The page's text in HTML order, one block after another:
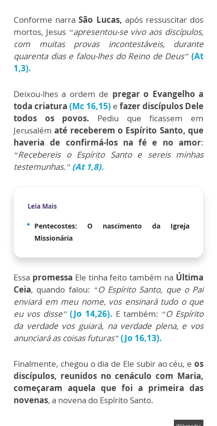
Conforme narraSão Lucas, após ressuscitar dos
mortos, Jesus“apresentou-se vivo aos discípulos,
com muitas provas incontestáveis, durante
quarenta dias e falou-lhes do Reino de Deus” (At
1,3).
Deixou-lhes a ordem de pregar o Evangelho a
toda criatura (Mc 16,15) e fazer discípulos Dele
todos os povos. Pediu que ficassem em
Jerusalématé receberem o Espírito Santo, que
haveria de confirmá-los na fé e no amor:
“Recebereis o Espírito Santo e sereis minhas
testemunhas.” (At 1,8).
Leia Mais
Pentecostes: O nascimento da Igreja
Missionária
Essa promessa Ele tinha feito também na Última
Ceia, quando falou: “O Espírito Santo, que o Pai
enviará em meu nome, vos ensinará tudo o que
eu vos disse” (Jo 14,26). E também: “O Espírito
da verdade vos guiará, na verdade plena, e vos
anunciará as coisas futuras”(Jo 16,13).
Finalmente, chegou o dia de Ele subir ao céu, e os
discípulos, reunidos no cenáculo com Maria,
começaram aquela que foi a primeira das
novenas, a novena do Espírito Santo.